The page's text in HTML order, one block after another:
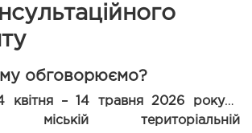
обговорюємо?
квітня – 14 травня 2026 року
у
міській територіальній